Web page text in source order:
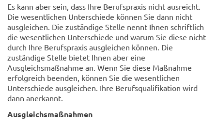
Es kann aber sein, dass Ihre Berufspraxis nicht ausreicht.
Die wesentlichen Unterschiede können Sie dann nicht
ausgleichen. Die zuständige Stelle nennt Ihnen schriftlich
die wesentlichen Unterschiede und warum Sie diese nicht
durch Ihre Berufspraxis ausgleichen können. Die
zuständige Stelle bietet Ihnen aber eine
Ausgleichsmaßnahme an. Wenn Sie diese Maßnahme
erfolgreich beenden, können Sie die wesentlichen
Unterschiede ausgleichen. Ihre Berufsqualifikation wird
dann anerkannt.
Ausgleichsmaßnahmen